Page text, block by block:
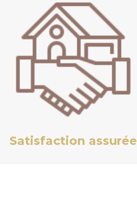
Satisfaction assurée